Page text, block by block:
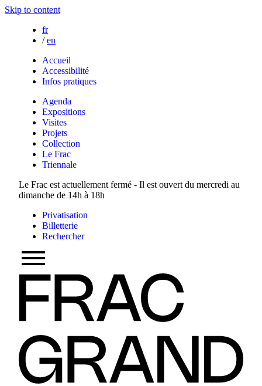
Skip to content
fr
/ en
Accueil
Accessibilité
Infos pratiques
Agenda
Expositions
Visites
Projets
Collection
Le Frac
Triennale
Le Frac est actuellement fermé - Il est ouvert du mercredi au
dimanche de 14h à 18h
Privatisation
Billetterie
Rechercher